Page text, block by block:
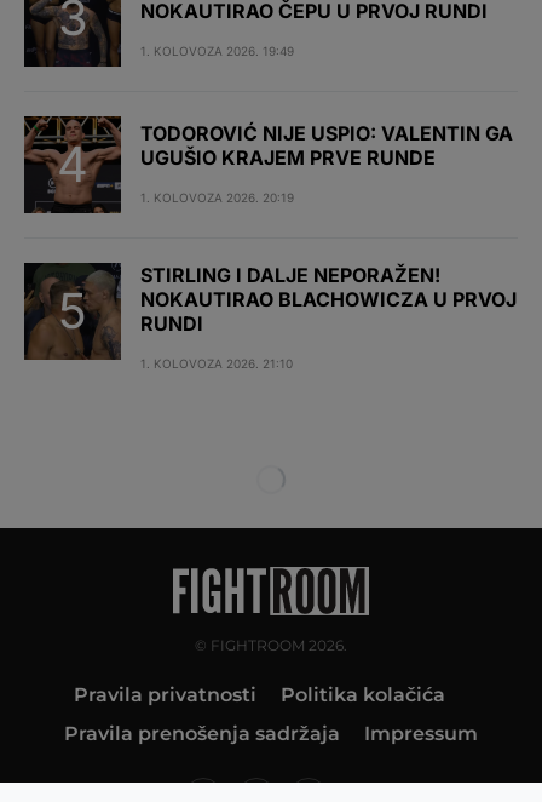
NOKAUTIRAO ČEPU U PRVOJ RUNDI
1. KOLOVOZA 2026. 19:49
TODOROVIĆ NIJE USPIO: VALENTIN GA
UGUŠIO KRAJEM PRVE RUNDE
1. KOLOVOZA 2026. 20:19
STIRLING I DALJE NEPORAŽEN!
NOKAUTIRAO BLACHOWICZA U PRVOJ
RUNDI
1. KOLOVOZA 2026. 21:10
© FIGHTROOM 2026.
Pravila privatnosti
Politika kolačića
Pravila prenošenja sadržaja
Impressum